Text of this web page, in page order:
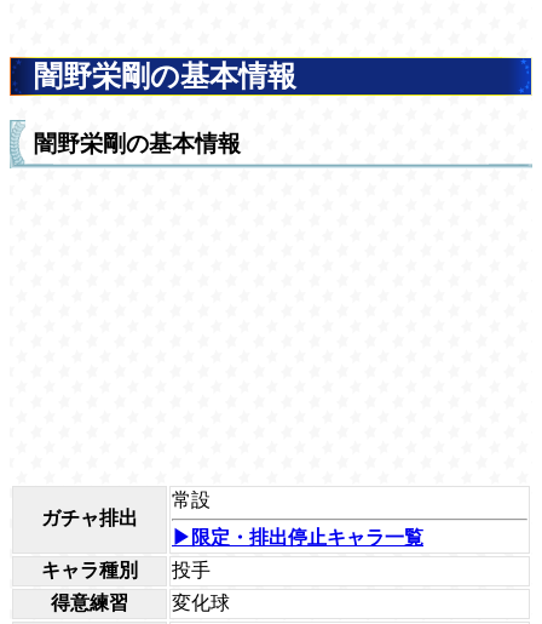
闇野栄剛の基本情報
闇野栄剛の基本情報
ガチャ排出
常設
▶限定・排出停止キャラ一覧
キャラ種別
投手
得意練習
変化球